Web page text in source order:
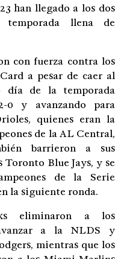
han llegado a los dos
temporada llena de
con fuerza contra los
a pesar de caer al
de la temporada
0 y avanzando para
quienes eran la
de la AL Central,
barrieron a sus
Blue Jays, y se
de la Serie
la siguiente ronda.
eliminaron a los
a la NLDS y
mientras que los